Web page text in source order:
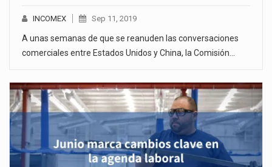
INCOMEX Sep 11, 2019
A unas semanas de que se reanuden las conversaciones
comerciales entre Estados Unidos y China, la Comisión…